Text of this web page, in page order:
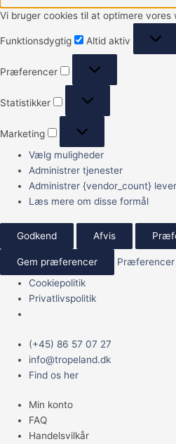
Vi bruger cookies til at optimere vores
Funktionsdygtig Altid aktiv
Præferencer
Statistikker
Marketing
Vælg muligheder
Administrer tjenester
Administrer {vendor_count}
Læs mere om disse formål
Godkend Afvis
Gem præferencer
Præferencer
Cookiepolitik
Privatlivspolitik
(+45) 86 57 07 27
info@tropeland.dk
Find os her
Min konto
FAQ
Handelsvilkår
Main
Menu
Dashi
Delights
Silky
kylling/ost
50gr
antal